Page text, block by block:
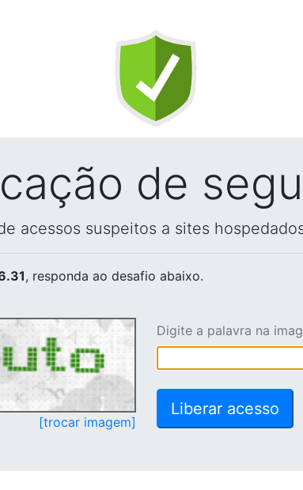
de
acessos suspeitos a sites
, responda ao desafio abaixo.
[trocar imagem]
Digite a palavra na